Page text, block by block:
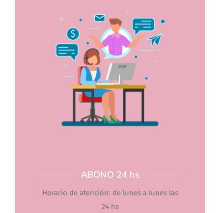
ABONO 24 hs
Horario de atención: de lunes a lunes las
24 hs